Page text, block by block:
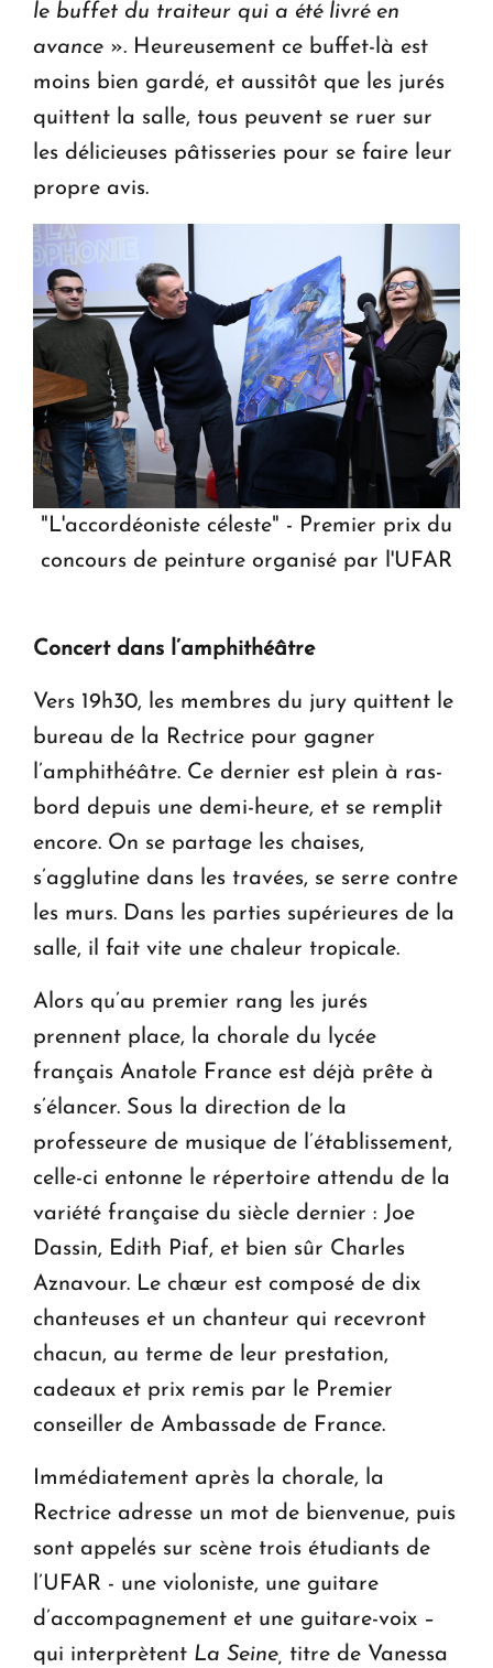
le buffet du traiteur qui a été livré en
avance ». Heureusement ce buffet-là est
moins bien gardé, et aussitôt que les jurés
quittent la salle, tous peuvent se ruer sur
les délicieuses pâtisseries pour se faire leur
propre avis.
"L'accordéoniste céleste" - Premier prix du
concours de peinture organisé par l'UFAR
Concert dans l’amphithéâtre
Vers 19h30, les membres du jury quittent le
bureau de la Rectrice pour gagner
l’amphithéâtre. Ce dernier est plein à ras-
bord depuis une demi-heure, et se remplit
encore. On se partage les chaises,
s’agglutine dans les travées, se serre contre
les murs. Dans les parties supérieures de la
salle, il fait vite une chaleur tropicale.
Alors qu’au premier rang les jurés
prennent place, la chorale du lycée
français Anatole France est déjà prête à
s’élancer. Sous la direction de la
professeure de musique de l’établissement,
celle-ci entonne le répertoire attendu de la
variété française du siècle dernier : Joe
Dassin, Edith Piaf, et bien sûr Charles
Aznavour. Le chœur est composé de dix
chanteuses et un chanteur qui recevront
chacun, au terme de leur prestation,
cadeaux et prix remis par le Premier
conseiller de Ambassade de France.
Immédiatement après la chorale, la
Rectrice adresse un mot de bienvenue, puis
sont appelés sur scène trois étudiants de
l’UFAR - une violoniste, une guitare
d’accompagnement et une guitare-voix –
qui interprètent La Seine, titre de Vanessa